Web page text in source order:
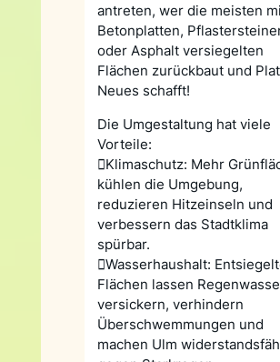
antreten, wer die meisten
Betonplatten,
oder Asphalt versiegelten
Flächen zurückbaut und
Neues schafft!
Die Umgestaltung hat viele
Vorteile:
Klimaschutz: Mehr
kühlen die Umgebung,
reduzieren Hitzeinseln und
verbessern das Stadtklima
spürbar.
Wasserhaushalt:
Flächen lassen
versickern, verhindern
Überschwemmungen und
machen Ulm